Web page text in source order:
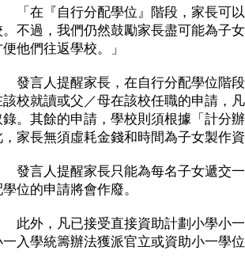
在『自行分配學位』階段，家長可以
。不過，我們仍然鼓勵家長盡可能為子
他們往返學校。」
言人提醒家長，在自行分配學位階段
該校就讀或父／母在該校任職的申請，
錄。其餘的申請，學校則須根據「計分
，家長無須虛耗金錢和時間為子女製作
言人提醒家長只能為每名子女遞交一
位的申請將會作廢。
外，凡已接受直接資助計劃小學小一
一入學統籌辦法獲派官立或資助小一學